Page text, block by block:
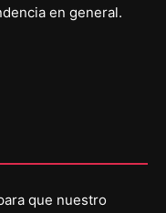
en general.
que nuestro